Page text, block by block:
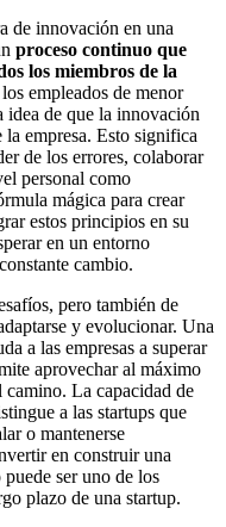
de innovación en una
proceso continuo que
los miembros de la
empleados de menor
idea de que la innovación
la empresa. Esto significa
de los errores, colaborar
personal como
mágica para crear
estos principios en su
en un entorno
cambio.
pero también de
y evolucionar. Una
a las empresas a superar
aprovechar al máximo
camino. La capacidad de
a las startups que
o mantenerse
en construir una
ser uno de los
plazo de una startup.